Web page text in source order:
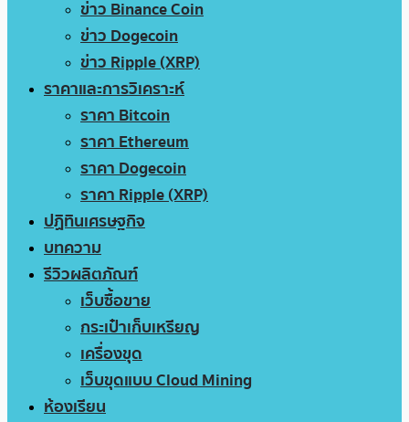
ข่าว Binance Coin
ข่าว Dogecoin
ข่าว Ripple (XRP)
ราคาและการวิเคราะห์
ราคา Bitcoin
ราคา Ethereum
ราคา Dogecoin
ราคา Ripple (XRP)
ปฏิทินเศรษฐกิจ
บทความ
รีวิวผลิตภัณฑ์
เว็บซื้อขาย
กระเป๋าเก็บเหรียญ
เครื่องขุด
เว็บขุดแบบ Cloud Mining
ห้องเรียน